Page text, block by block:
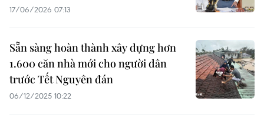
17/06/2026 07:13
Sẵn sàng hoàn thành xây dựng hơn
1.600 căn nhà mới cho người dân
trước Tết Nguyên đán
06/12/2025 10:22